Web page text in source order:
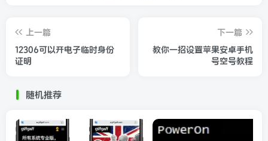
上一篇
12306可以开电子临时身份
证明
下一篇
教你一招设置苹果安卓手机
号空号教程
随机推荐